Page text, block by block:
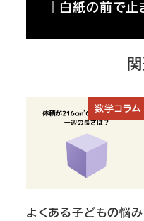
｜白紙の前で
数学コラム
よくある子どもの悩み